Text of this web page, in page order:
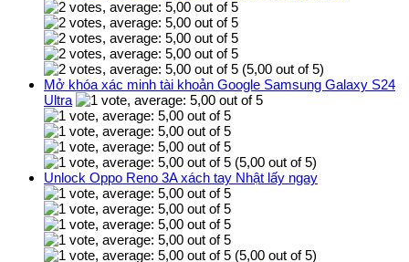
(5,00 out of 5)
Mở khóa xác minh tài khoản Google Samsung Galaxy S24
Ultra
(5,00 out of 5)
Unlock Oppo Reno 3A xách tay Nhật lấy ngay
(5,00 out of 5)